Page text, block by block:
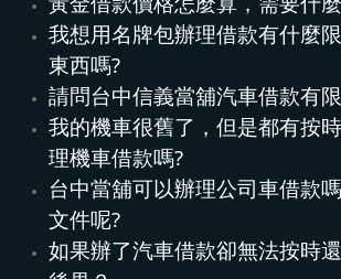
我想用名牌包辦理借款有什麼
東西嗎?
請問台中信義當舖汽車借款有
我的機車很舊了，但是都有按
理機車借款嗎?
台中當舖可以辦理公司車借款
文件呢?
如果辦了汽車借款卻無法按時